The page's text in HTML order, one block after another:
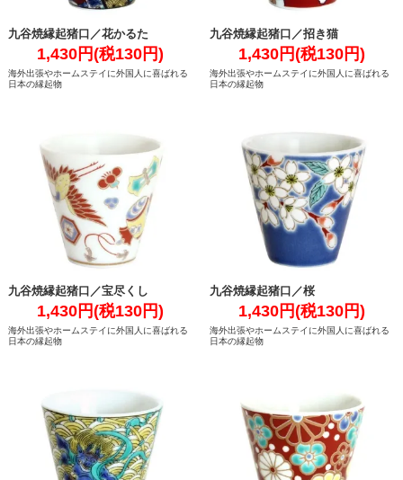
九谷焼縁起猪口／花かるた
1,430円(税130円)
海外出張やホームステイに外国人に喜ばれる
日本の縁起物
九谷焼縁起猪口／招き猫
1,430円(税130円)
海外出張やホームステイに外国人に喜ばれる
日本の縁起物
九谷焼縁起猪口／宝尽くし
1,430円(税130円)
海外出張やホームステイに外国人に喜ばれる
日本の縁起物
九谷焼縁起猪口／桜
1,430円(税130円)
海外出張やホームステイに外国人に喜ばれる
日本の縁起物